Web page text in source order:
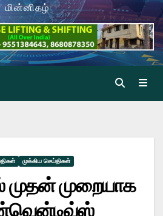
மின்னிதழ்
முக்கிய செய்திகள்
முதன் முறையாக